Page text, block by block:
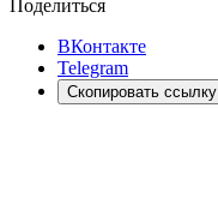
Поделиться
ВКонтакте
Telegram
Скопировать ссылку